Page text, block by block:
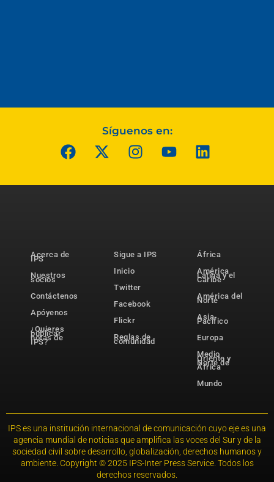
Síguenos en:
Acerca de
IPS
Nuestros
socios
Contáctenos
Apóyenos
¿Quieres
publicar
notas de
IPS?
Sigue a IPS
Inicio
Twitter
Facebook
Flickr
Reglas de
comunidad
África
América
Latina y el
Caribe
América del
Norte
Asia-
Pacífico
Europa
Medio
Oriente y
Norte de
África
Mundo
IPS es una institución internacional de comunicación cuyo eje es una
agencia mundial de noticias que amplifica las voces del Sur y de la
sociedad civil sobre desarrollo, globalización, derechos humanos y
ambiente. Copyright © 2025 IPS-Inter Press Service. Todos los
derechos reservados.